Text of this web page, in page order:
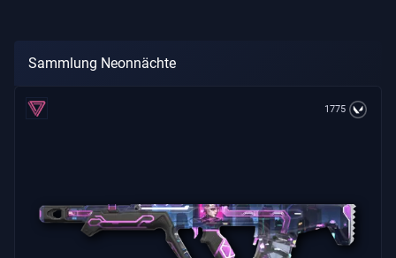
Sammlung Neonnächte
1775